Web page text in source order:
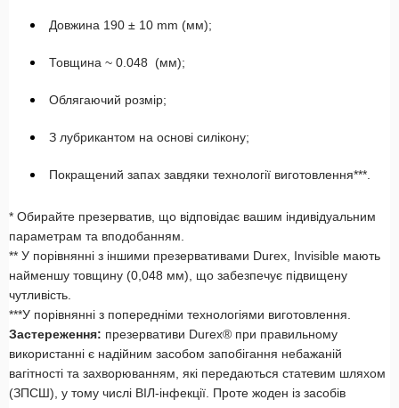
Довжина 190 ± 10 mm (мм);
Товщина ~ 0.048 (мм);
Облягаючий розмір;
З лубрикантом на основі силікону;
Покращений запах завдяки технології виготовлення***.
* Обирайте презерватив, що відповідає вашим індивідуальним
параметрам та вподобанням.
** У порівнянні з іншими презервативами Durex, Invisible мають
найменшу товщину (0,048 мм), що забезпечує підвищену
чутливість.
***У порівнянні з попередніми технологіями виготовлення.
Застереження: презервативи Durex® при правильному
використанні є надійним засобом запобігання небажаній
вагітності та захворюванням, які передаються статевим шляхом
(ЗПСШ), у тому числі ВІЛ-інфекції. Проте жоден із засобів